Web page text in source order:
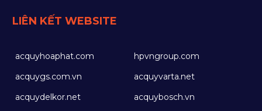
LIÊN KẾT WEBSITE
acquyhoaphat.com
hpvngroup.com
acquygs.com.vn
acquyvarta.net
acquydelkor.net
acquybosch.vn